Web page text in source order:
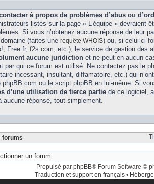
à propos de problèmes d’abus ou
listés sur la page « L’équipe » devraient
Si vous n’obtenez aucune réponse de leur
(faites une requête WHOIS) ou, si celui-ci
Free.fr, f2s.com, etc.), le service de gestion des
aucune juridiction et ne peut en aucun
par qui ce forum est utilisé. Ne contactez pas le
incessant, insultant, diffamatoire, etc.) qui
phpBB.com ou le script phpBB en lui-même. Si
d’une utilisation de tierce partie de ce logiciel,
aucune réponse, tout simplement.
forums
Propulsé par phpBB® Forum Software ©
Traduction et support en français •